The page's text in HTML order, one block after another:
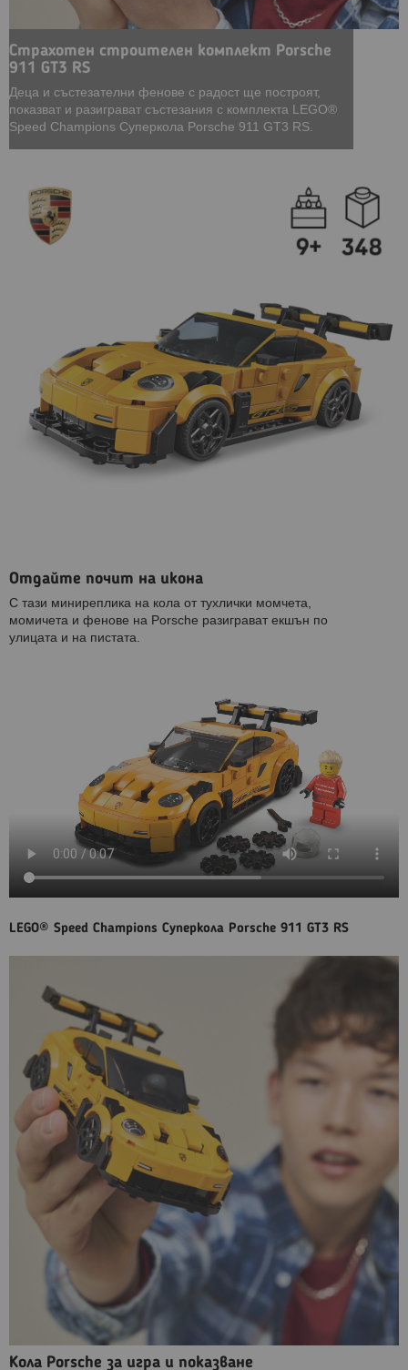
Страхотен строителен комплект Porsche
911 GT3 RS
Деца и състезателни фенове с радост ще построят,
показват и разиграват състезания с комплекта LEGO®
Speed Champions Суперкола Porsche 911 GT3 RS.
Отдайте почит на икона
С тази миниреплика на кола от тухлички момчета,
момичета и фенове на Porsche разиграват екшън по
улицата и на пистата.
LEGO® Speed Champions Суперкола Porsche 911 GT3 RS
Кола Porsche за игра и показване